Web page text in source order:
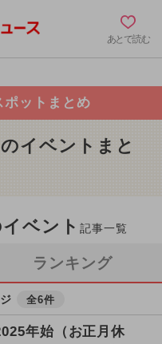
あとで読む
ポットまとめ
イベントまと
ベント記事一覧
ランキング
全6件
年始（お正月休